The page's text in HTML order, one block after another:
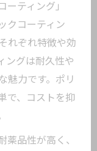
ティング」
クコーティン
れぞれ特徴や効
ングは耐久性や
魅力です。ポリ
で、コストを抑
薬品性が高く、